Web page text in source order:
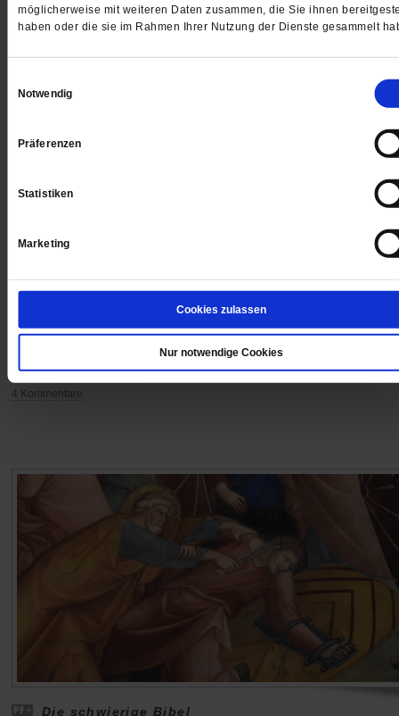
möglicherweise mit weiteren Daten zusammen, die Sie ihnen
haben oder die sie im Rahmen Ihrer Nutzung der Dienste gesammelt
Notwendig
Präferenzen
Statistiken
Marketing
Cookies zulassen
Nur notwendige Cookies
Nur das, was uns passt?
Der Neutestamentler Christian Schramm auf die
welchen Traditionen wir Verbindlichkeit zuerkennen
welchen nicht. /mehr
4 Kommentare
Die schwierige Bibel